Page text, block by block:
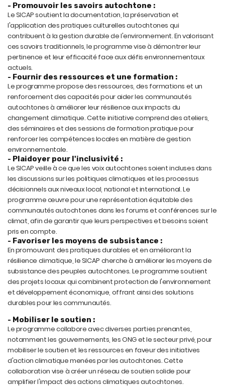
- Promouvoir les savoirs autochtone :
Le SICAP soutient la documentation, la préservation et
l'application des pratiques culturelles autochtones qui
contribuent à la gestion durable de l'environnement. En valorisant
ces savoirs traditionnels, le programme vise à démontrer leur
pertinence et leur efficacité face aux défis environnementaux
actuels.
- Fournir des ressources et une formation :
Le programme propose des ressources, des formations et un
renforcement des capacités pour aider les communautés
autochtones à améliorer leur résilience aux impacts du
changement climatique. Cette initiative comprend des ateliers,
des séminaires et des sessions de formation pratique pour
renforcer les compétences locales en matière de gestion
environnementale.
- Plaidoyer pour l'inclusivité :
Le SICAP veille à ce que les voix autochtones soient incluses dans
les discussions sur les politiques climatiques et les processus
décisionnels aux niveaux local, national et international. Le
programme œuvre pour une représentation équitable des
communautés autochtones dans les forums et conférences sur le
climat, afin de garantir que leurs perspectives et besoins soient
pris en compte.
- Favoriser les moyens de subsistance :
En promouvant des pratiques durables et en améliorant la
résilience climatique, le SICAP cherche à améliorer les moyens de
subsistance des peuples autochtones. Le programme soutient
des projets locaux qui combinent protection de l'environnement
et développement économique, offrant ainsi des solutions
durables pour les communautés.
- Mobiliser le soutien :
Le programme collabore avec diverses parties prenantes,
notamment les gouvernements, les ONG et le secteur privé, pour
mobiliser le soutien et les ressources en faveur des initiatives
d'action climatique menées par les autochtones. Cette
collaboration vise à créer un réseau de soutien solide pour
amplifier l'impact des actions climatiques autochtones.